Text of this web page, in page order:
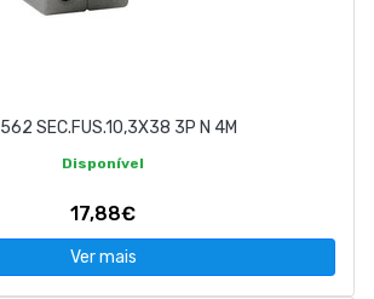
SEC.FUS.10,3X38 3P N 4M
Disponível
17,88€
Ver mais